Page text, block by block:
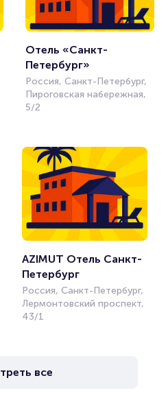
Отель «Санкт-
Петербург»
Россия, Санкт-Петербург,
Пироговская набережная,
5/2
AZIMUT Отель Санкт-
Петербург
Россия, Санкт-Петербург,
Лермонтовский проспект,
43/1
все